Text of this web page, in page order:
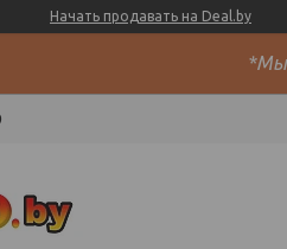
Начать продавать на Deal.by
*Мы